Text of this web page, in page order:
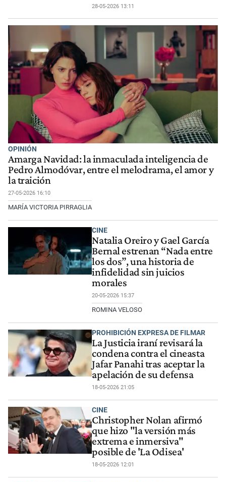
28-05-2026 13:11
OPINIÓN
Amarga Navidad: la inmaculada inteligencia de
Pedro Almodóvar, entre el melodrama, el amor y
la traición
27-05-2026 16:10
MARÍA VICTORIA PIRRAGLIA
CINE
Natalia Oreiro y Gael García
Bernal estrenan “Nada entre
los dos”, una historia de
infidelidad sin juicios
morales
20-05-2026 15:37
ROMINA VELOSO
PROHIBICIÓN EXPRESA DE FILMAR
La Justicia iraní revisará la
condena contra el cineasta
Jafar Panahi tras aceptar la
apelación de su defensa
18-05-2026 21:05
CINE
Christopher Nolan afirmó
que hizo "la versión más
extrema e inmersiva"
posible de 'La Odisea'
18-05-2026 12:01